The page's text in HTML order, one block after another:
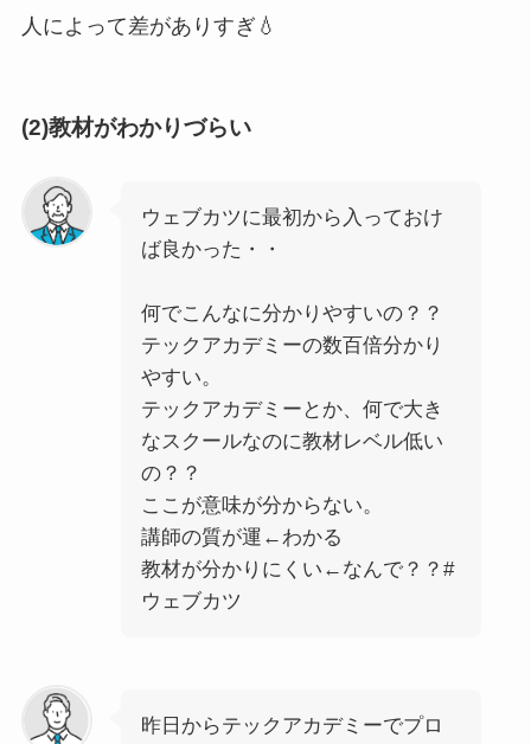
人によって差がありすぎ💧
(2)教材がわかりづらい
ウェブカツに最初から入っておけ
ば良かった・・
何でこんなに分かりやすいの？？
テックアカデミーの数百倍分かり
やすい。
テックアカデミーとか、何で大き
なスクールなのに教材レベル低い
の？？
ここが意味が分からない。
講師の質が運←わかる
教材が分かりにくい←なんで？？#
ウェブカツ
昨日からテックアカデミーでプロ